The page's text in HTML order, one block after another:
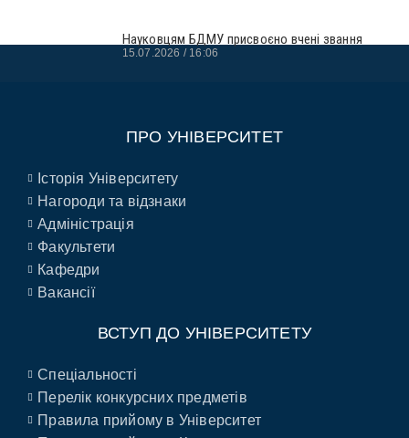
Науковцям БДМУ присвоєно вчені звання
15.07.2026 16:06
ПРО УНІВЕРСИТЕТ
Історія Університету
Нагороди та відзнаки
Адміністрація
Факультети
Кафедри
Вакансії
ВСТУП ДО УНІВЕРСИТЕТУ
Спеціальності
Перелік конкурсних предметів
Правила прийому в Університет